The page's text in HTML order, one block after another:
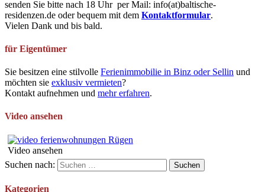
senden Sie bitte nach 18 Uhr per Mail: info(at)baltische-
residenzen.de oder bequem mit dem Kontaktformular.
Vielen Dank und bis bald.
für Eigentümer
Sie besitzen eine stilvolle Ferienimmobilie in Binz oder Sellin und
möchten sie exklusiv vermieten?
Kontakt aufnehmen und mehr erfahren.
Video ansehen
Video ansehen
Suchen nach:
Kategorien